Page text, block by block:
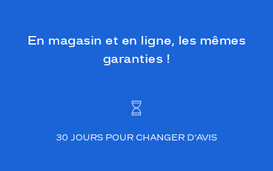
En magasin et en ligne, les mêmes
garanties !
30 JOURS POUR CHANGER D’AVIS